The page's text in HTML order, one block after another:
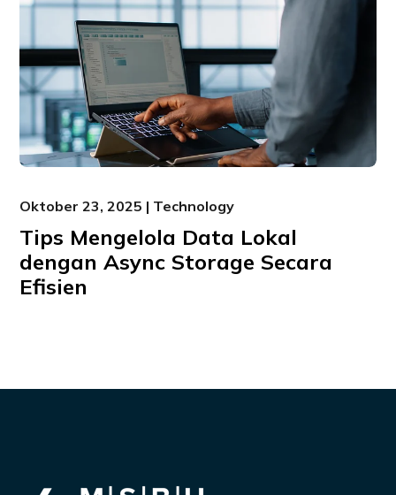
Oktober 23, 2025 | Technology
Tips Mengelola Data Lokal
dengan Async Storage Secara
Efisien